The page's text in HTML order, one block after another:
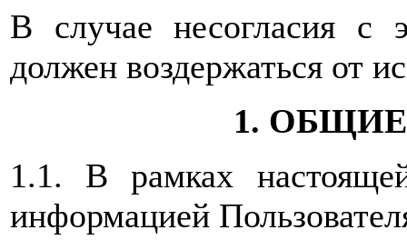
В случае несогласия с
должен воздержаться от
1.
1.1. В рамках
информацией